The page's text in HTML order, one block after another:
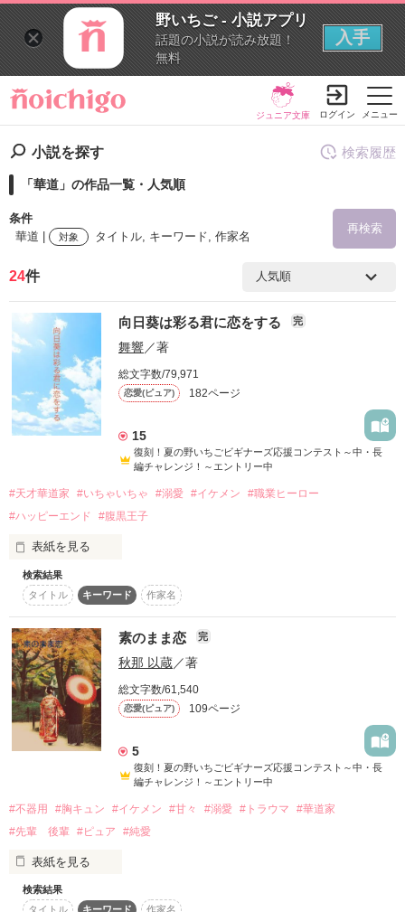
野いちご - 小説アプリ
話題の小説が読み放題！
無料
入手
メニュー
ジュニア文庫 ログイン
小説を探す
「華道」の作品一覧・人気順
条件
華道 |
対象 タイトル, キーワード, 作家名
再検索
検索ワード
詳しく検索
感想
ステータス
作品の長さ 長編 中編
超短編で謎をしかけろ！100文字ミステリーコンテスト
復刻！夏の野いちごビギナーズ応援コンテスト～中・長編チ
500文字の不気味なテスト、募集中。
200文字でゾッ！こわい短編コンテスト
検索履歴
24件
向日葵は彩る君に恋をする 完
舞響／著
総文字数/79,971
恋愛(ピュア) 182ページ
15
復刻！夏の野いちごビギナーズ応援コンテスト～中・長
編チャレンジ！～エントリー中
#天才華道家 #いちゃいちゃ #溺愛 #イケメン
#職業ヒーロー
#ハッピーエンド
#腹黒王子
表紙を見る
花が好きで祖父の花屋 すずらん を手伝う
高校二年生、日向 葵（ひなた あおい）17歳。
配達の依頼で訪れた先で出会ったのは──
プロとして活躍する天才華道家、
高校二年生、九条 伊織（くじょう いおり）17歳。
容姿端麗で礼儀正しい“完璧な華道家”。
しかしその裏で、同じく華道家として活躍する父から
『致命的に足りないものがある。大会で結果を残せなければプ
ロを諦めろ』
と告げられていた。
その“答え”を探すために、伊織は葵へ 花の提供 を依頼する。
けれど──
彼の本当の素顔は、生活能力ゼロの腹黒王子で……？
『お前が言ったんだろ？
生活習慣整えるのが大事だって』
検索結果
タイトル
キーワード 作家名
素のまま恋 完
秋那 以蔵／著
総文字数/61,540
恋愛(ピュア) 109ページ
5
復刻！夏の野いちごビギナーズ応援コンテスト～中・長
編チャレンジ！～エントリー中
#不器用 #胸キュン #イケメン #甘々 #溺愛 #トラウマ
#華道家
#先輩 後輩
#ピュア #純愛
表紙を見る
検索結果
タイトル
キーワード 作家名